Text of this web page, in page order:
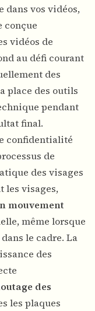
dans vos vidéos,
conçue
vidéos de
au défi courant
des
place des outils
pendant
final.
confidentialité
de
des visages
les visages,
mouvement
même lorsque
le cadre. La
des
des
les plaques